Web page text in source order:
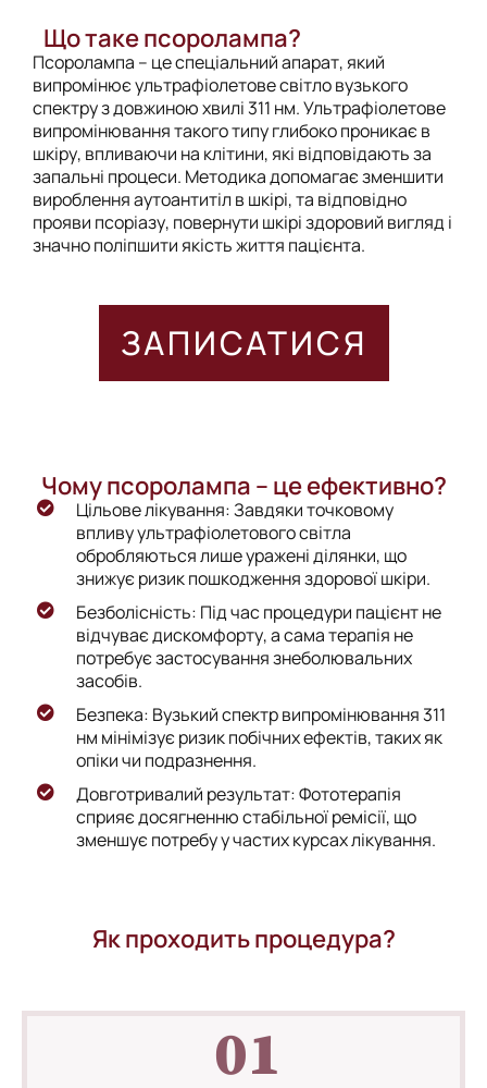
Що таке псоролампа?
Псоролампа – це спеціальний апарат, який
випромінює ультрафіолетове світло вузького
спектру з довжиною хвилі 311 нм. Ультрафіолетове
випромінювання такого типу глибоко проникає в
шкіру, впливаючи на клітини, які відповідають за
запальні процеси. Методика допомагає зменшити
вироблення аутоантитіл в шкірі, та відповідно
прояви псоріазу, повернути шкірі здоровий вигляд і
значно поліпшити якість життя пацієнта.
ЗАПИСАТИСЯ
Чому псоролампа – це ефективно?
Цільове лікування: Завдяки точковому
впливу ультрафіолетового світла
обробляються лише уражені ділянки, що
знижує ризик пошкодження здорової шкіри.
Безболісність: Під час процедури пацієнт не
відчуває дискомфорту, а сама терапія не
потребує застосування знеболювальних
засобів.
Безпека: Вузький спектр випромінювання 311
нм мінімізує ризик побічних ефектів, таких як
опіки чи подразнення.
Довготривалий результат: Фототерапія
сприяє досягненню стабільної ремісії, що
зменшує потребу у частих курсах лікування.
Як проходить процедура?
01